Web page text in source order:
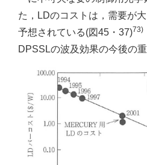
た，LDのコストは，需要が
予想されている(図45・37)73)
DPSSLの波及効果の今後の